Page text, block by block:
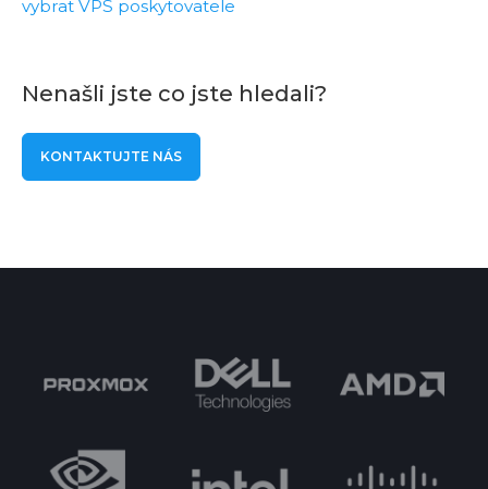
vybrat VPS poskytovatele
Nenašli jste co jste hledali?
KONTAKTUJTE NÁS